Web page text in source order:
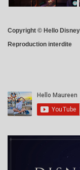
Copyright © Hello
Reproduction interdite